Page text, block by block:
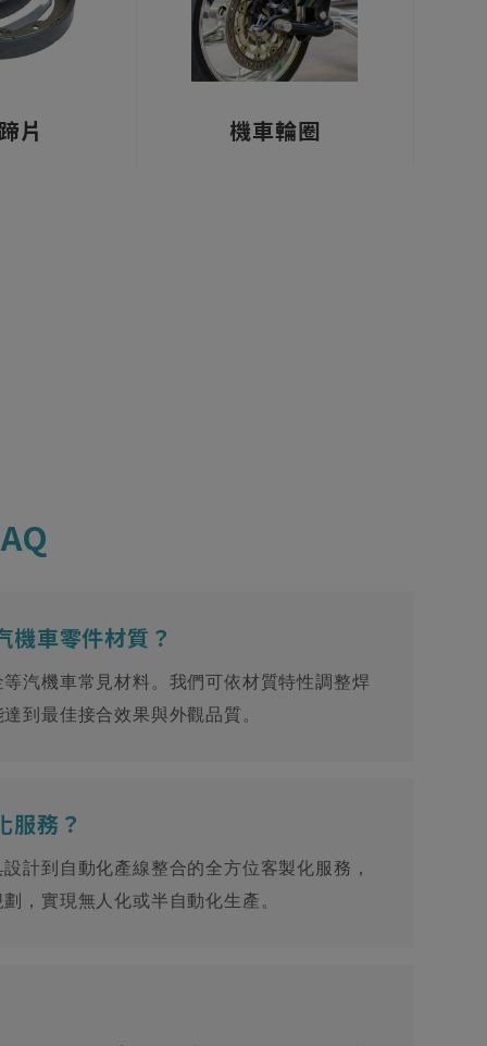
片 機車輪圈
機車零件材質？
汽機車常見材料。我們可依材質特性調整焊
到最佳接合效果與外觀品質。
服務？
計到自動化產線整合的全方位客製化服務，
，實現無人化或半自動化生產。